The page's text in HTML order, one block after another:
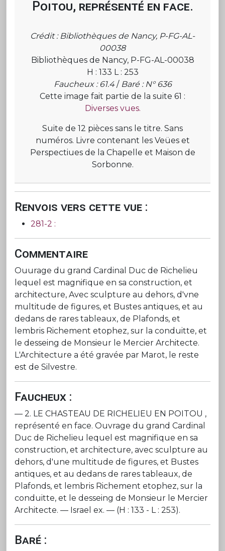
Poitou, représenté en face.
Crédit : Bibliothèques de Nancy, P-FG-AL-
00038
Bibliothèques de Nancy, P-FG-AL-00038
H : 133 L : 253
Faucheux : 61.4/ Baré : N° 636
Cette image fait partie de la suite 61 :
Diverses vues.
Suite de 12 pièces sans le titre. Sans
numéros. Livre contenant les Veües et
Perspectiues de la Chapelle et Maison de
Sorbonne.
Renvois vers cette vue :
281-2 :
Commentaire
Ouurage du grand Cardinal Duc de Richelieu
lequel est magnifique en sa construction, et
architecture, Avec sculpture au dehors, d'vne
multitude de figures, et Bustes antiques, et au
dedans de rares tableaux, de Plafonds, et
lembris Richement etophez, sur la conduitte, et
le desseing de Monsieur le Mercier Architecte.
L'Architecture a été gravée par Marot, le reste
est de Silvestre.
Faucheux :
— 2. LE CHASTEAU DE RICHELIEU EN POITOU ,
représenté en face. Ouvrage du grand Cardinal
Duc de Richelieu lequel est magnifique en sa
construction, et architecture, avec sculpture au
dehors, d'une multitude de figures, et Bustes
antiques, et au dedans de rares tableaux, de
Plafonds, et lembris Richement etophez, sur la
conduitte, et le desseing de Monsieur le Mercier
Architecte. — Israel ex. — (H : 133 - L : 253).
Baré :